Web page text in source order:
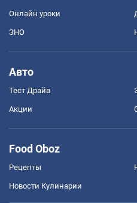
Онлайн уроки
ЗНО
Авто
Тест Драйв
Акции
Food Oboz
Рецепты
Новости Кулинарии